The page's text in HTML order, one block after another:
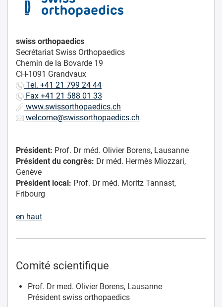
swiss orthopaedics
Secrétariat Swiss Orthopaedics
Chemin de la Bovarde 19
CH-1091 Grandvaux
Tel. +41 21 799 24 44
Fax +41 21 588 01 33
www.swissorthopaedics.ch
welcome@swissorthopaedics.ch
Président: Prof. Dr méd. Olivier Borens, Lausanne
Président du congrès: Dr méd. Hermès Miozzari,
Genève
Président local: Prof. Dr méd. Moritz Tannast,
Fribourg
en haut
Comité scientifique
Prof. Dr med. Olivier Borens, Lausanne
Président swiss orthopaedics